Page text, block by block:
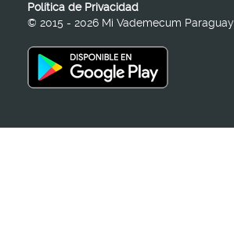
Política de Privacidad
© 2015 - 2026 Mi Vademecum Paraguay